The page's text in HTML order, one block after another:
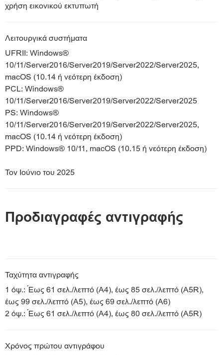
χρήση εικονικού εκτυπωτή
Λειτουργικά συστήματα
UFRII: Windows®
10/11/Server2016/Server2019/Server2022/Server2025,
macOS (10.14 ή νεότερη έκδοση)
PCL: Windows®
10/11/Server2016/Server2019/Server2022/Server2025
PS: Windows®
10/11/Server2016/Server2019/Server2022/Server2025,
macOS (10.14 ή νεότερη έκδοση)
PPD: Windows® 10/11, macOS (10.15 ή νεότερη έκδοση)
Τον Ιούνιο του 2025
Προδιαγραφές αντιγραφής
Ταχύτητα αντιγραφής
1 όψ.: Έως 61 σελ./λεπτό (A4), έως 85 σελ./λεπτό (A5R),
έως 99 σελ./λεπτό (A5), έως 69 σελ./λεπτό (A6)
2 όψ.: Έως 61 σελ./λεπτό (A4), έως 80 σελ./λεπτό (A5R)
Χρόνος πρώτου αντιγράφου